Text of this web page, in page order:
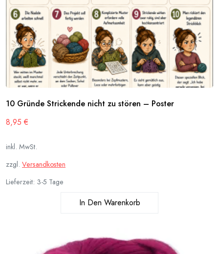
10 Gründe Strickende nicht zu stören – Poster
8,95 €
inkl. MwSt.
zzgl. Versandkosten
Lieferzeit: 3-5 Tage
In Den Warenkorb